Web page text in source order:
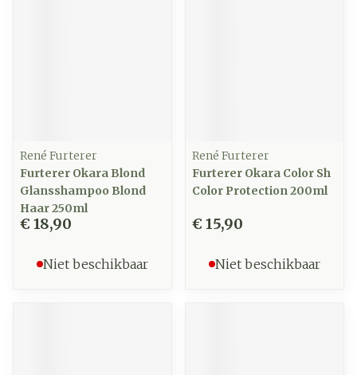
René Furterer
Furterer Okara Blond
Glansshampoo Blond
Haar 250ml
€ 18,90
Niet beschikbaar
René Furterer
Furterer Okara Color Sh
Color Protection 200ml
€ 15,90
Niet beschikbaar